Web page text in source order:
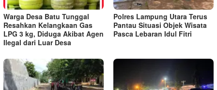
Warga Desa Batu Tunggal
Resahkan Kelangkaan Gas
LPG 3 kg, Diduga Akibat Agen
Ilegal dari Luar Desa
Polres Lampung Utara Terus
Pantau Situasi Objek Wisata
Pasca Lebaran Idul Fitri